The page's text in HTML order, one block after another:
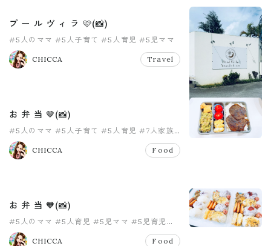
プ ー ル ヴ ィ ラ 🩷(📸)
#5人のママ #5人子育て #5人育児 #5児ママ
#7人家族
CHICCA
Travel
お 弁 当 🤎(📸)
#5人のママ #5人子育て #5人育児 #7人家族
#お弁当
CHICCA
Food
お 弁 当 🧡(📸)
#5人のママ #5人育児 #5児ママ #5児育児
#7人家族
CHICCA
Food